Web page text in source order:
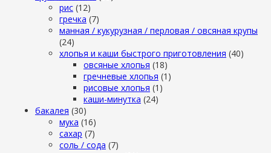
рис (12)
гречка (7)
манная / кукурузная / перловая / овсяная крупы
(24)
хлопья и каши быстрого приготовления (40)
овсяные хлопья (18)
гречневые хлопья (1)
рисовые хлопья (1)
каши-минутка (24)
бакалея (30)
мука (16)
сахар (7)
cоль / cода (7)